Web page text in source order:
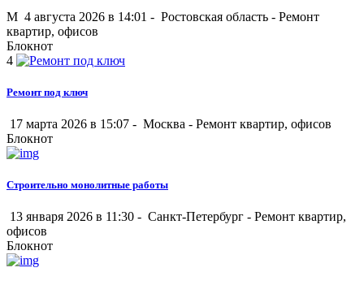
M 4 августа 2026 в 14:01 - Ростовская область - Ремонт
квартир, офисов
Блокнот
4
Ремонт под ключ
17 марта 2026 в 15:07 - Москва - Ремонт квартир, офисов
Блокнот
Строительно монолитные работы
13 января 2026 в 11:30 - Санкт-Петербург - Ремонт квартир,
офисов
Блокнот